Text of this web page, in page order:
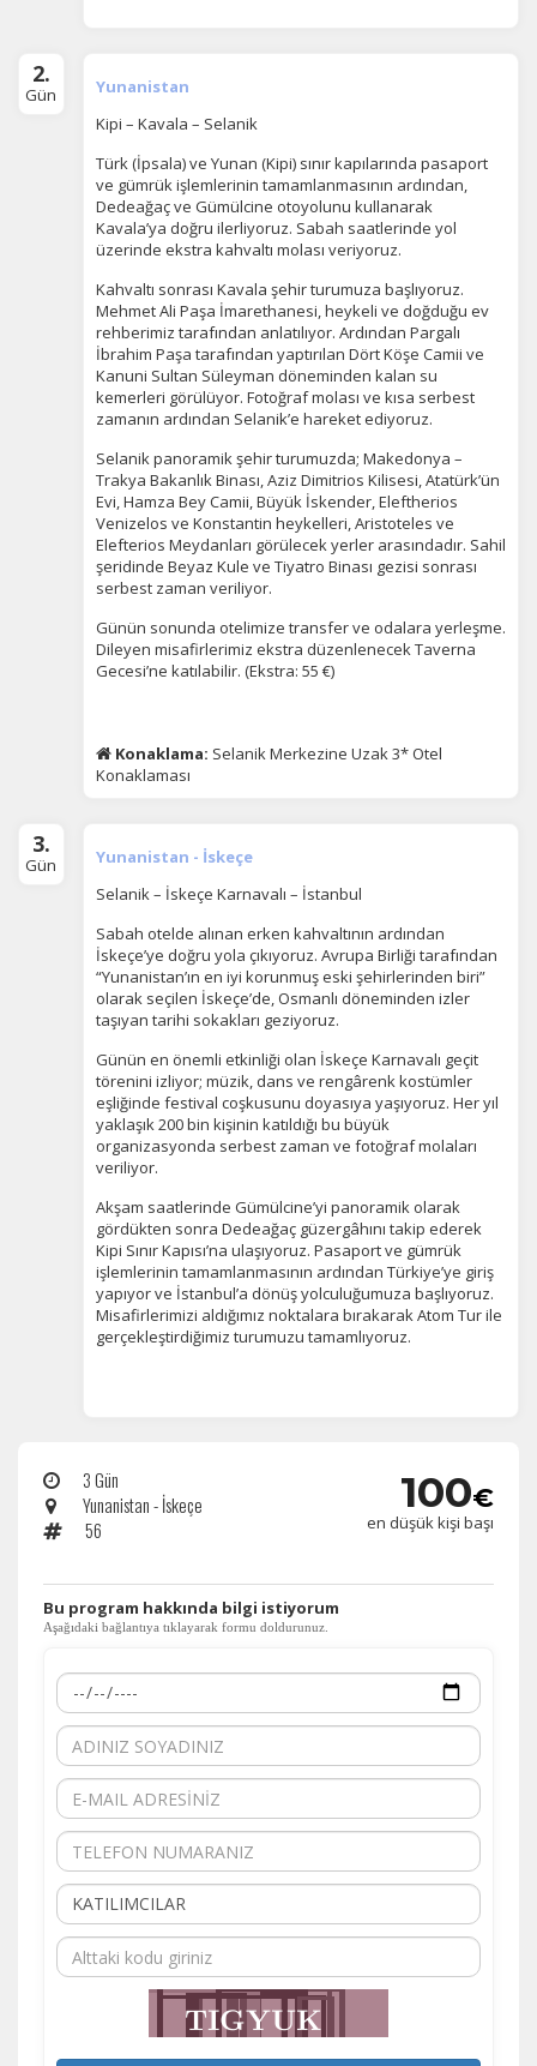
Çerez tercihlerinizi
belirleyin
Oturum yönetimi, güvenlik ve temel site işlevleri için
gereklidir. Bu çerezler olmadan site düzgün çalışmaz ve
devre dışı bırakılamaz.
İstatistik Çerezleri
Ziyaretçilerin siteyi nasıl kullandığını anonim olarak
ölçeriz. Hangi sayfaların popüler olduğunu ve
kullanıcıların nerede zorluk yaşadığını anlamamıza
yardımcı olur.
Tercihleri Kaydet
2.
Gün
Yunanistan
Kipi – Kavala – Selanik
Türk (İpsala) ve Yunan (Kipi) sınır kapılarında pasaport
ve gümrük işlemlerinin tamamlanmasının ardından,
Dedeağaç ve Gümülcine otoyolunu kullanarak
Kavala’ya doğru ilerliyoruz. Sabah saatlerinde yol
üzerinde ekstra kahvaltı molası veriyoruz.
Kahvaltı sonrası Kavala şehir turumuza başlıyoruz.
Mehmet Ali Paşa İmarethanesi, heykeli ve doğduğu ev
rehberimiz tarafından anlatılıyor. Ardından Pargalı
İbrahim Paşa tarafından yaptırılan Dört Köşe Camii ve
Kanuni Sultan Süleyman döneminden kalan su
kemerleri görülüyor. Fotoğraf molası ve kısa serbest
zamanın ardından Selanik’e hareket ediyoruz.
Selanik panoramik şehir turumuzda; Makedonya –
Trakya Bakanlık Binası, Aziz Dimitrios Kilisesi, Atatürk’ün
Evi, Hamza Bey Camii, Büyük İskender, Eleftherios
Venizelos ve Konstantin heykelleri, Aristoteles ve
Elefterios Meydanları görülecek yerler arasındadır. Sahil
şeridinde Beyaz Kule ve Tiyatro Binası gezisi sonrası
serbest zaman veriliyor.
Günün sonunda otelimize transfer ve odalara yerleşme.
Dileyen misafirlerimiz ekstra düzenlenecek Taverna
Gecesi’ne katılabilir. (Ekstra: 55 €)
Konaklama: Selanik Merkezine Uzak 3* Otel
Konaklaması
3.
Gün
Yunanistan - İskeçe
Selanik – İskeçe Karnavalı – İstanbul
Sabah otelde alınan erken kahvaltının ardından
İskeçe’ye doğru yola çıkıyoruz. Avrupa Birliği tarafından
“Yunanistan’ın en iyi korunmuş eski şehirlerinden biri”
olarak seçilen İskeçe’de, Osmanlı döneminden izler
taşıyan tarihi sokakları geziyoruz.
Günün en önemli etkinliği olan İskeçe Karnavalı geçit
törenini izliyor; müzik, dans ve rengârenk kostümler
eşliğinde festival coşkusunu doyasıya yaşıyoruz. Her yıl
yaklaşık 200 bin kişinin katıldığı bu büyük
organizasyonda serbest zaman ve fotoğraf molaları
veriliyor.
Akşam saatlerinde Gümülcine’yi panoramik olarak
gördükten sonra Dedeağaç güzergâhını takip ederek
Kipi Sınır Kapısı’na ulaşıyoruz. Pasaport ve gümrük
işlemlerinin tamamlanmasının ardından Türkiye’ye giriş
yapıyor ve İstanbul’a dönüş yolculuğumuza başlıyoruz.
Misafirlerimizi aldığımız noktalara bırakarak Atom Tur ile
gerçekleştirdiğimiz turumuzu tamamlıyoruz.
3 Gün
Yunanistan - İskeçe
56
100€
en düşük kişi başı
​Bu program hakkında bilgi istiyorum
Aşağıdaki bağlantıya tıklayarak formu doldurunuz.